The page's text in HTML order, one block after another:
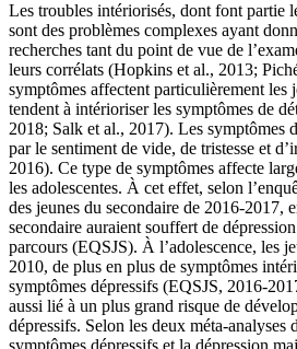
Les troubles intériorisés, dont font partie
sont des problèmes complexes ayant
recherches tant du point de vue de
leurs corrélats (Hopkins et al., 2013;
symptômes affectent particulièrement les
tendent à intérioriser les symptômes de
2018; Salk et al., 2017). Les symptômes
par le sentiment de vide, de tristesse et
2016). Ce type de symptômes affecte
les adolescentes. À cet effet, selon
des jeunes du secondaire de 2016-2017,
secondaire auraient souffert de
parcours (EQSJS). À l’adolescence, les
2010, de plus en plus de symptômes
symptômes dépressifs (EQSJS, 2016-
aussi lié à un plus grand risque de
dépressifs. Selon les deux méta-analyses